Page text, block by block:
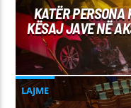
KATËR PERSONA
KËSAJ JAVE NË
LAJME